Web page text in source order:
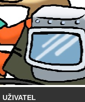
UŽIVATEL